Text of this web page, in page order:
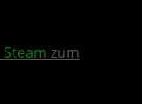
Steam zum